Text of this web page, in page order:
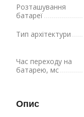
Розташування
батареї
Тип архітектури
Час переходу на
батарею, мс
Опис